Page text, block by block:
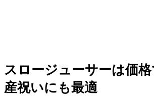
スロージューサーは価
産祝いにも最適